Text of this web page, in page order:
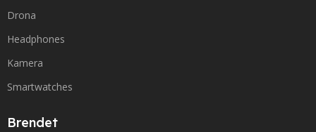
Drona
Headphones
Kamera
Smartwatches
Brendet